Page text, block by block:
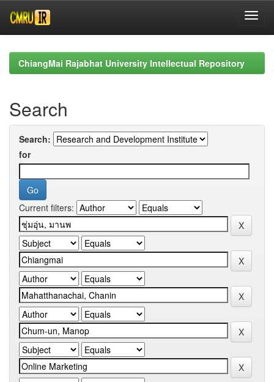
navigationChiangMai Rajabhat University Intellectual Repository
Search
Search:
for
Current filters: